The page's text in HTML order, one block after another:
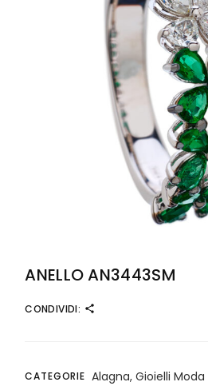
ANELLO AN3443SM
CONDIVIDI:
CATEGORIE Alagna, Gioielli Moda